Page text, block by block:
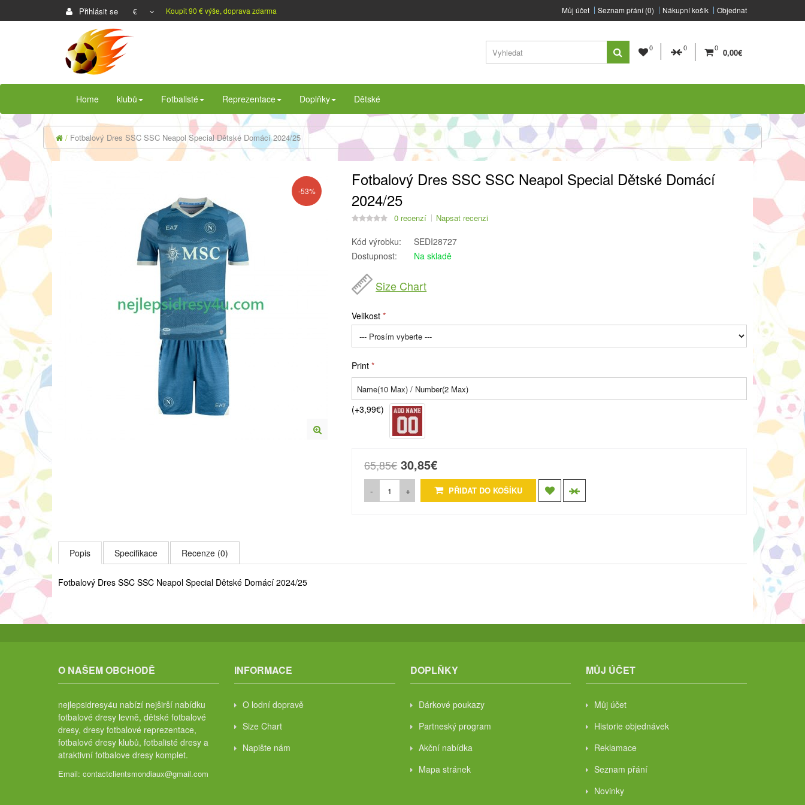
Přihlásit se € Koupit 90 € výše, doprava zdarma Můj účet Seznam přání (0) Nákupní košík Objednat
0 0 0 0,00€
Home klubů Fotbalisté Reprezentace Doplňky Dětské
Fotbalový Dres SSC SSC Neapol Special Dětské Domácí 2024/25
-53%
Fotbalový Dres SSC SSC Neapol Special Dětské Domácí
2024/25
0 recenzí Napsat recenzi
Kód výrobku:
SEDI28727
Dostupnost:
Na skladě
Size Chart
Velikost
Print
(+3,99€)
65,85€ 30,85€
- + PŘIDAT DO KOŠÍKU
Popis Specifikace Recenze (0)
Fotbalový Dres SSC SSC Neapol Special Dětské Domácí 2024/25
O NAŠEM OBCHODĚ
nejlepsidresy4u nabízí nejširší nabídku
fotbalové dresy levně, dětské fotbalové
dresy, dresy fotbalové reprezentace,
fotbalové dresy klubů, fotbalisté dresy a
atraktivní fotbalove dresy komplet.
Email: contactclientsmondiaux@gmail.com
INFORMACE
O lodní dopravě
Size Chart
Napište nám
DOPLŇKY
Dárkové poukazy
Partneský program
Akční nabídka
Mapa stránek
MŮJ ÚČET
Můj účet
Historie objednávek
Reklamace
Seznam přání
Novinky